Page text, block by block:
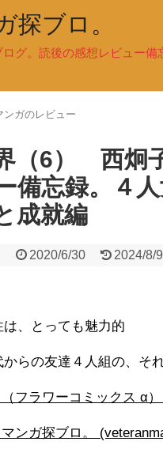
探ブロ。
グ。読後の感想レビュー備
ンガのレビュー
（6） 西炯
備忘録。４
成就編
2020/6/30 2024/8/9
、とっても魅力的
らの友達４人組の、そ
フラワーコミックス α
ンガ探ブロ。